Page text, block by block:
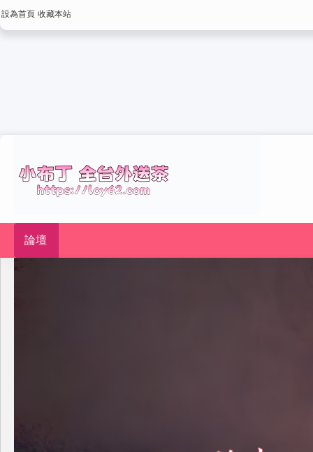
設為首頁 收藏本站
論壇